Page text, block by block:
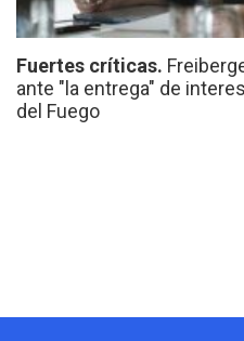
Fuertes críticas.
ante "la entrega" de
del Fuego